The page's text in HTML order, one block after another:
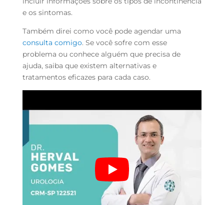
e os sintomas.
Também direi como você pode agendar uma
consulta comigo. Se você sofre com esse
problema ou conhece alguém que precisa de
ajuda, saiba que existem alternativas e
tratamentos eficazes para cada caso.